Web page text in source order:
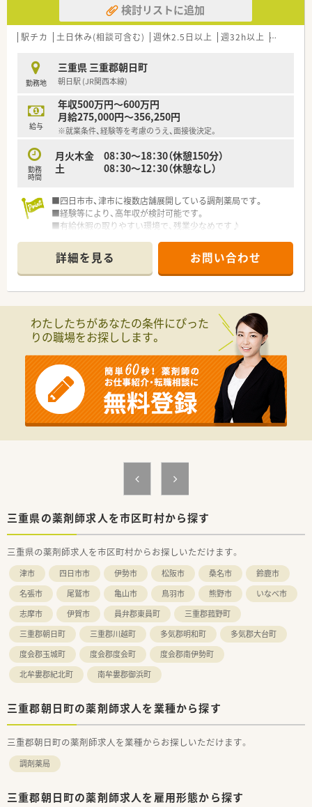
検討リストに追加
駅チカ 土日休み(相談可含む) 週休2.5日以上 週32h以上 新卒可
勤務地
三重県 三重郡朝日町
朝日駅 (JR関西本線)
給与
年収500万円～600万円
月給275,000円～356,250円
※就業条件、経験等を考慮のうえ、面接後決定。
勤務
時間
月火木金 08：30～18：30（休憩150分）
土 08：30～12：30（休憩なし）
■四日市市、津市に複数店舗展開している調剤薬局です。
■経験等により、高年収が検討可能です。
■有給休暇の取りやすい環境で、残業少なめです♪
ることができます★
詳細を見る お問い合わせ
わたしたちがあなたの条件にぴった
りの職場をお探しします。
三重県の薬剤師求人を市区町村から探す
三重県の薬剤師求人を市区町村からお探しいただけます。
津市 四日市市 伊勢市 松阪市 桑名市
鈴鹿市
名張市
尾鷲市 亀山市 鳥羽市 熊野市
いなべ市
志摩市
伊賀市 員弁郡東員町
三重郡菰野町
三重郡朝日町
三重郡川越町 多気郡明和町
多気郡大台町
度会郡玉城町
度会郡度会町
度会郡南伊勢町
北牟婁郡紀北町
南牟婁郡御浜町
三重郡朝日町の薬剤師求人を業種から探す
三重郡朝日町の薬剤師求人を業種からお探しいただけます。
調剤薬局
三重郡朝日町の薬剤師求人を雇用形態から探す